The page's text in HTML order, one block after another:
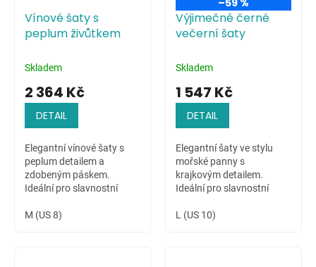
Vínové šaty s
peplum živůtkem
Skladem
2 364 Kč
DETAIL
Elegantní vínové šaty s
peplum detailem a
zdobeným páskem.
Ideální pro slavnostní
M (US 8)
Výjimečné černé
večerní šaty
Skladem
1 547 Kč
DETAIL
Elegantní šaty ve stylu
mořské panny s
krajkovým detailem.
Ideální pro slavnostní
L (US 10)